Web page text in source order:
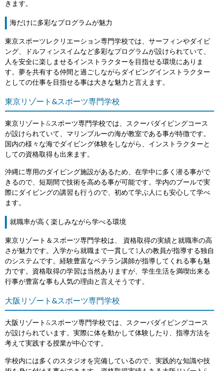
きます。
海だけに多彩なプログラムが魅力
東京スポーツレクリエーション専門学校では、サーフィンやダイビ
ング、ドルフィンスイムなど多彩なプログラムが設けられていて、
人を安全に楽しませるインストラクターを目指せる環境にありま
す。夢を共有する仲間と過ごしながらダイビングインストラクター
としての仕事を目指せる事は大きな魅力と言えます。
東京リゾート&スポーツ専門学校
東京リゾート&スポーツ専門学校では、スクーバダイビングコース
が設けられていて、マリンブルーの海が教室である事が特徴です。
国内の様々な海でダイビング体験をしながら、インストラクターと
しての資格取得も出来ます。
沖縄に専用のダイビング施設があるため、在学中に多く潜る事がで
きるので、短期間で技術を高める事が可能です。学内のプールで実
際にダイビングの講習も行うので、初めて学ぶ人にも安心して学べ
ます。
就職率が高く楽しみながら学べる環境
東京リゾート＆スポーツ専門学校は、 資格取得の実績と就職率の高
さが魅力です。入学から就職まで一貫して1人の教員が指導する独自
のシステムです。経験豊富なベテラン講師が指導してくれる事も魅
力です。資格取得の学習は当然ありますが、学生生活を満喫出来る
行事が豊富な事も人気の理由と言えそうです。
大阪リゾート&スポーツ専門学校
大阪リゾート&スポーツ専門学校では、スクーバダイビングコース
が設けられています。実際に体を動かして体験したり、指導方法を
考えて実践する授業が中心です。
学校内には多くのスタジオを完備しているので、実践的な知識や技